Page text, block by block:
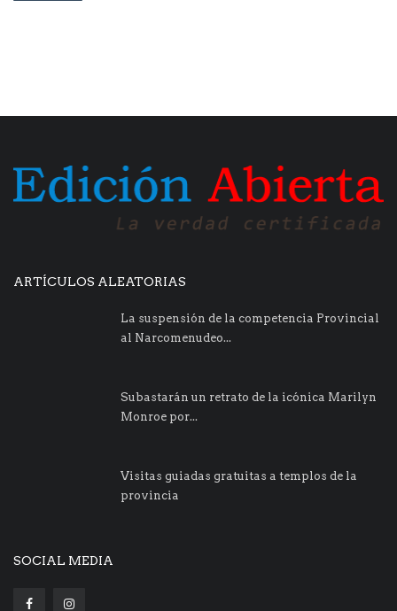
ARTÍCULOS ALEATORIAS
La suspensión de la competencia Provincial
al Narcomenudeo...
Subastarán un retrato de la icónica Marilyn
Monroe por...
Visitas guiadas gratuitas a templos de la
provincia
SOCIAL MEDIA